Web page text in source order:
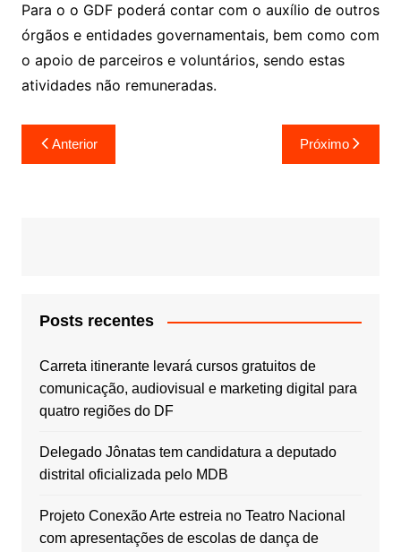
Para o o GDF poderá contar com o auxílio de outros
órgãos e entidades governamentais, bem como com
o apoio de parceiros e voluntários, sendo estas
atividades não remuneradas.
Navegação
de
Anterior Próximo
Posts recentes
Carreta itinerante levará cursos gratuitos de
comunicação, audiovisual e marketing digital para
quatro regiões do DF
Delegado Jônatas tem candidatura a deputado
distrital oficializada pelo MDB
Projeto Conexão Arte estreia no Teatro Nacional
com apresentações de escolas de dança de